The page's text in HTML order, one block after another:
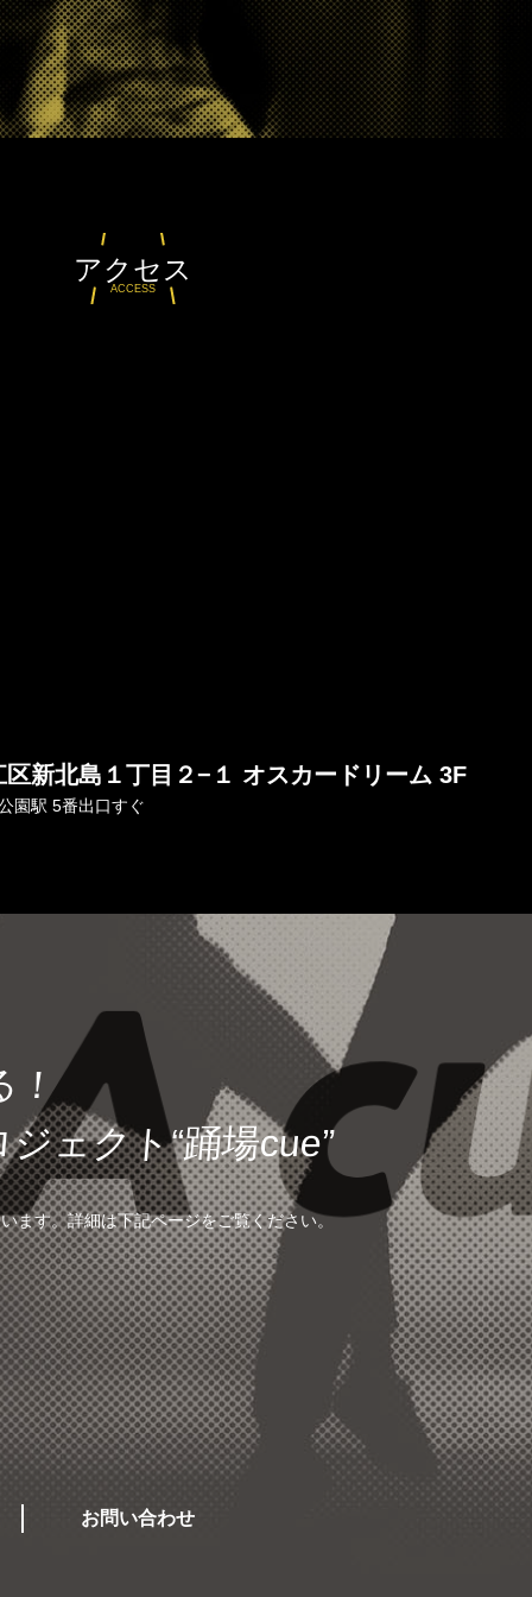
アクセス
ACCESS
新北島１丁目２−１ オスカードリーム 3F
園駅 5番出口すぐ
！
ジェクト“踊場cue”
ます。詳細は下記ページをご覧ください。
お問い合わせ